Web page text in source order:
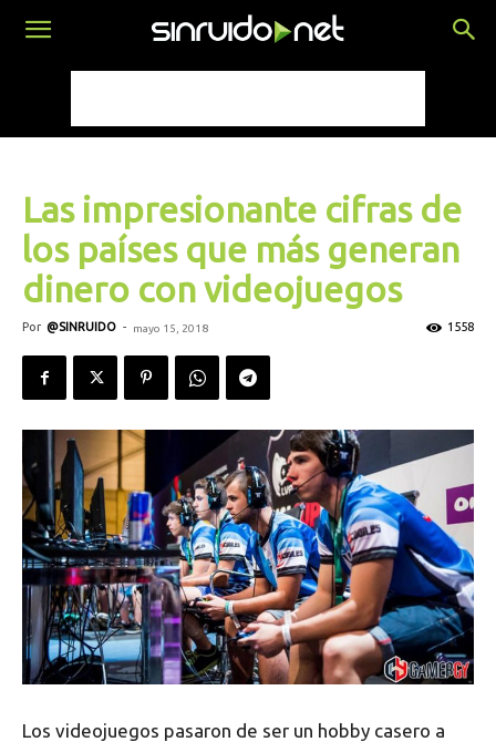
Las impresionante cifras de
los países que más generan
dinero con videojuegos
Por @SINRUIDO - mayo 15, 2018 1558
Los videojuegos pasaron de ser un hobby casero a